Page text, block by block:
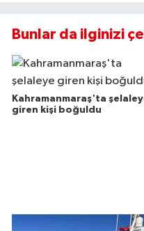
Bunlar da ilginizi
Kahramanmaraş'ta
giren kişi boğuldu